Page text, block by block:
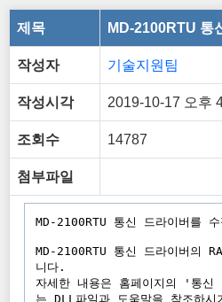
제목 MD-2100RTU 통
작성자 기술지원팀
작성시각 2019-10-17 오후
조회수 14787
첨부파일